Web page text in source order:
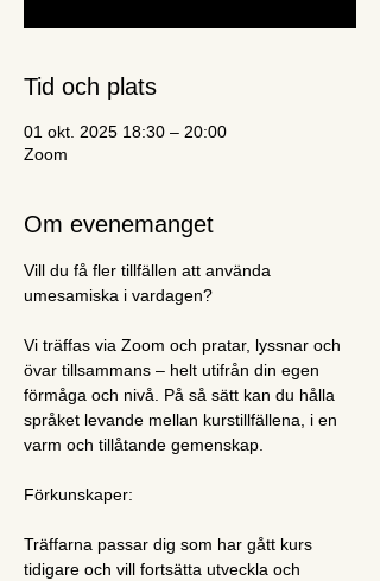
Tid och plats
01 okt. 2025 18:30 – 20:00
Zoom
Om evenemanget
Vill du få fler tillfällen att använda
umesamiska i vardagen?
Vi träffas via Zoom och pratar, lyssnar och
övar tillsammans – helt utifrån din egen
förmåga och nivå. På så sätt kan du hålla
språket levande mellan kurstillfällena, i en
varm och tillåtande gemenskap.
Förkunskaper:
Träffarna passar dig som har gått kurs
tidigare och vill fortsätta utveckla och